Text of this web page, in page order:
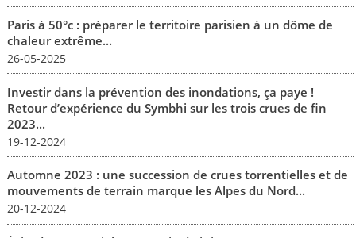
Paris à 50°c : préparer le territoire parisien à un dôme de
chaleur extrême...
26-05-2025
Investir dans la prévention des inondations, ça paye !
Retour d’expérience du Symbhi sur les trois crues de fin
2023...
19-12-2024
Automne 2023 : une succession de crues torrentielles et de
mouvements de terrain marque les Alpes du Nord...
20-12-2024